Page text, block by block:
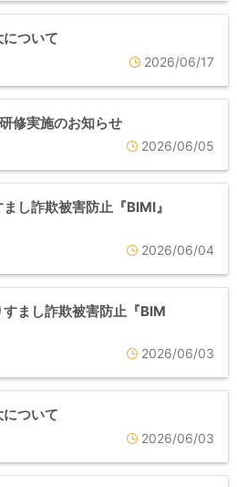
について
2026/06/17
修実施のお知らせ
2026/06/05
し詐欺被害防止『BIMI』
2026/06/04
すまし詐欺被害防止『BIM
2026/06/03
について
2026/06/03